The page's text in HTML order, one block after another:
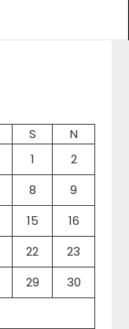
S
N
1
2
8
9
15
16
22
23
29
30